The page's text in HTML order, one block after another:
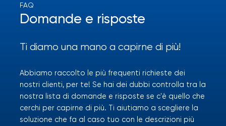
FAQ
Domande e risposte
Ti diamo una mano a capirne di più!
Abbiamo raccolto le più frequenti richieste dei
nostri clienti, per te! Se hai dei dubbi controlla tra la
nostra lista di domande e risposte se c'è quello che
cerchi per capirne di più. Ti aiutiamo a scegliere la
soluzione che fa al caso tuo con le descrizioni più